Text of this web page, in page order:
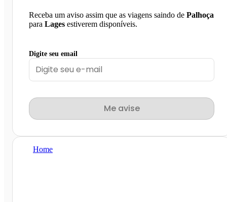
Receba um aviso assim que as viagens saindo de Palhoça
para Lages estiverem disponíveis.
Digite seu email
Me avise
Home